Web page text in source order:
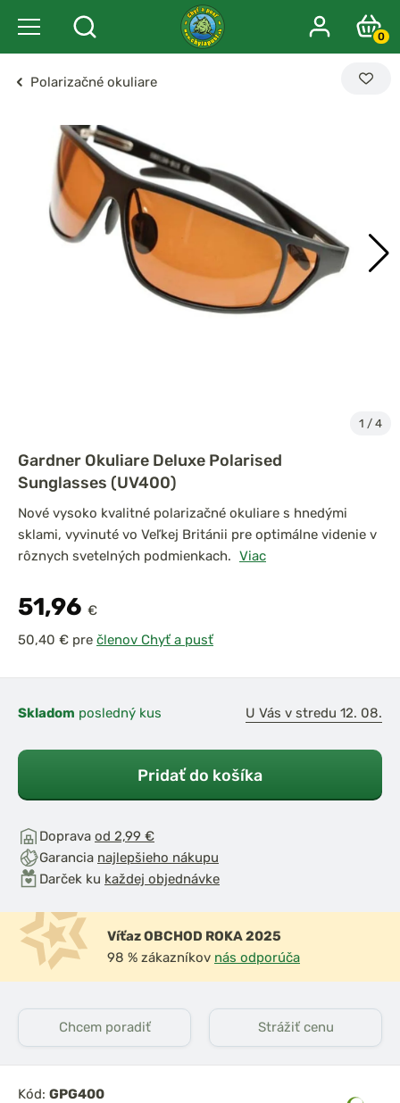
0
Polarizačné okuliare
1 / 4
Gardner Okuliare Deluxe Polarised
Sunglasses (UV400)
Nové vysoko kvalitné polarizačné okuliare s hnedými
sklami, vyvinuté vo Veľkej Británii pre optimálne videnie v
rôznych svetelných podmienkach. Viac
51,96 €
pre členov Chyť a pusť
Skladom posledný kus U Vás v stredu 12. 08.
Pridať do košíka
Doprava od 2,99 €
Garancia najlepšieho nákupu
Darček ku každej objednávke
Víťaz OBCHOD ROKA 2025
98 % zákazníkov nás odporúča
Chcem poradiť Strážiť cenu
Kód: GPG400